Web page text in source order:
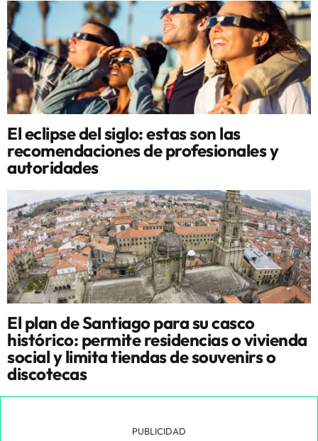
El eclipse del siglo: estas son las
recomendaciones de profesionales y
autoridades
El plan de Santiago para su casco
histórico: permite residencias o vivienda
social y limita tiendas de souvenirs o
discotecas
PUBLICIDAD